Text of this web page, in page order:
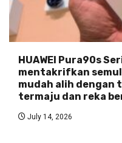
HUAWEI Pura90s
mentakrifkan
mudah alih dengan
termaju dan reka
July 14, 2026